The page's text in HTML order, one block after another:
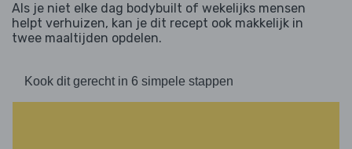
Als je niet elke dag bodybuilt of wekelijks mensen
helpt verhuizen, kan je dit recept ook makkelijk in
twee maaltijden opdelen.
Kook dit gerecht in 6 simpele stappen